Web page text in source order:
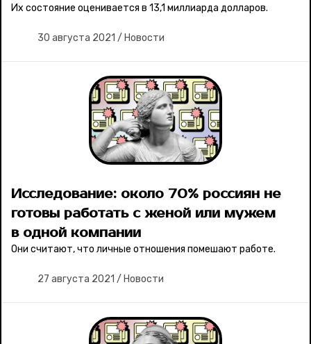
Их состояние оценивается в 13,1 миллиарда долларов.
30 августа 2021 / Новости
Исследование: около 70% россиян не
готовы работать с женой или мужем
в одной компании
Они считают, что личные отношения помешают работе.
27 августа 2021 / Новости